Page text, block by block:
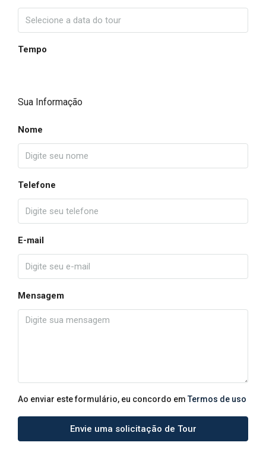
Tempo
Sua Informação
Nome
Telefone
E-mail
Mensagem
Ao enviar este formulário, eu concordo em Termos de uso
Envie uma solicitação de Tour